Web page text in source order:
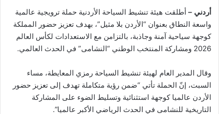
أردني – أطلقت هيئة تنشيط السياحة الأردنية حملة ترويجية عالمية
واسعة النطاق بعنوان “الأردن بلا مثيل”، بهدف تعزيز حضور المملكة
كوجهة سياحية آمنة وجاذبة، بالتزامن مع الاستعدادات لكأس العالم
2026 ومشاركة المنتخب الوطني “النشامى” في الحدث العالمي.
وقال المدير العام لهيئة تنشيط السياحة رمزي المعايطة، مساء
السبت، إنّ الحملة تأتي “ضمن رؤية متكاملة تهدف إلى تعزيز حضور
الأردن عالميا كوجهة استثنائية وتسليط الضوء على المشاركة
التاريخية للنشامى في الحدث الرياضي الأكبر عالميا”.